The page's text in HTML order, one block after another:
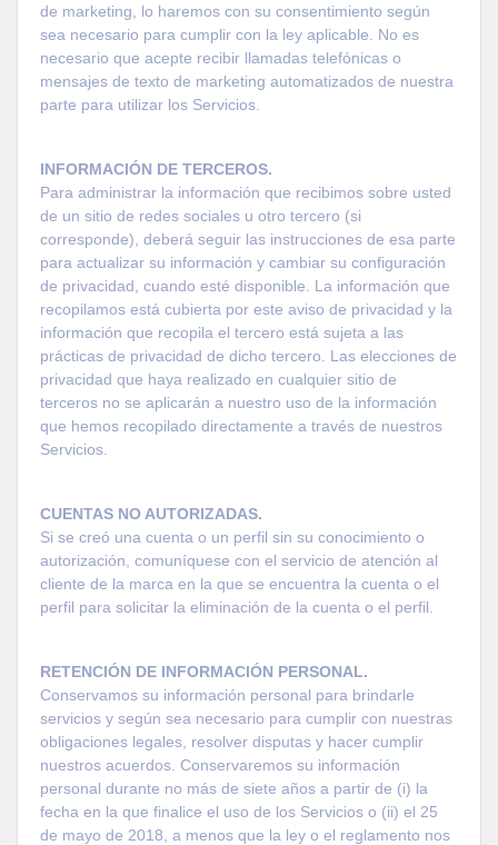
de marketing, lo haremos con su consentimiento según
sea necesario para cumplir con la ley aplicable. No es
necesario que acepte recibir llamadas telefónicas o
mensajes de texto de marketing automatizados de nuestra
parte para utilizar los Servicios.
INFORMACIÓN DE TERCEROS.
Para administrar la información que recibimos sobre usted
de un sitio de redes sociales u otro tercero (si
corresponde), deberá seguir las instrucciones de esa parte
para actualizar su información y cambiar su configuración
de privacidad, cuando esté disponible. La información que
recopilamos está cubierta por este aviso de privacidad y la
información que recopila el tercero está sujeta a las
prácticas de privacidad de dicho tercero. Las elecciones de
privacidad que haya realizado en cualquier sitio de
terceros no se aplicarán a nuestro uso de la información
que hemos recopilado directamente a través de nuestros
Servicios.
CUENTAS NO AUTORIZADAS.
Si se creó una cuenta o un perfil sin su conocimiento o
autorización, comuníquese con el servicio de atención al
cliente de la marca en la que se encuentra la cuenta o el
perfil para solicitar la eliminación de la cuenta o el perfil.
RETENCIÓN DE INFORMACIÓN PERSONAL.
Conservamos su información personal para brindarle
servicios y según sea necesario para cumplir con nuestras
obligaciones legales, resolver disputas y hacer cumplir
nuestros acuerdos. Conservaremos su información
personal durante no más de siete años a partir de (i) la
fecha en la que finalice el uso de los Servicios o (ii) el 25
de mayo de 2018, a menos que la ley o el reglamento nos